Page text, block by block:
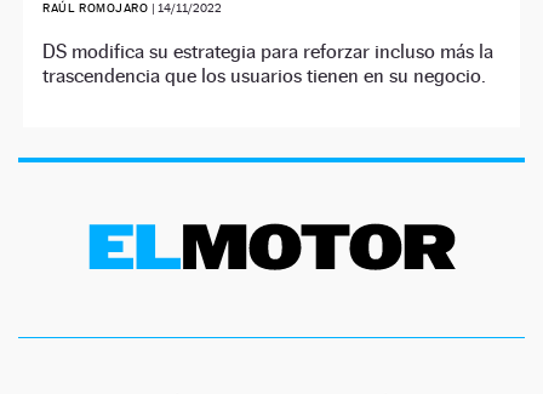
RAÚL ROMOJARO | 14/11/2022
DS modifica su estrategia para reforzar incluso más la
trascendencia que los usuarios tienen en su negocio.